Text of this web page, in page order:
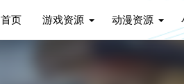
首页 游戏资源 动漫资源